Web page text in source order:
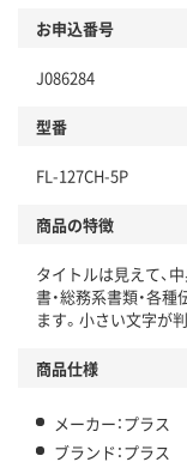
お申込番号
J086284
型番
FL-127CH-5P
商品の特徴
タイトルは見えて、
書・総務系書類・各
ます。小さい文字が
商品仕様
メーカー：プラス
ブランド：プラス